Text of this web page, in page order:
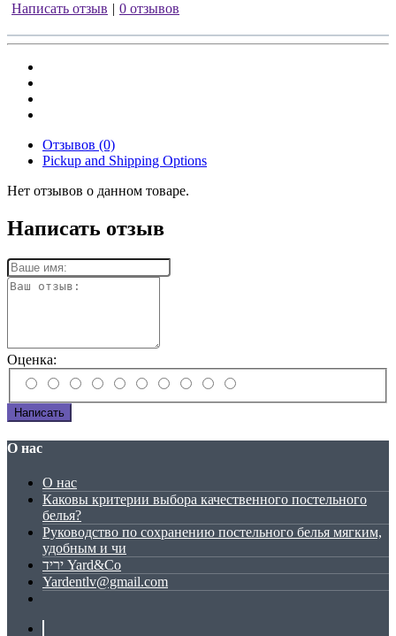
Написать отзыв | 0 отзывов
Отзывов (0)
Pickup and Shipping Options
Нет отзывов о данном товаре.
Написать отзыв
Оценка:
Написать
О нас
О нас
Каковы критерии выбора качественного постельного
белья?
Руководство по сохранению постельного белья мягким,
удобным и чи
יריד Yard&Co
Yardentlv@gmail.com